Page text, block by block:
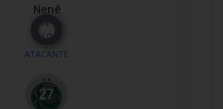
Nenê
Nº
10
ATACANTE